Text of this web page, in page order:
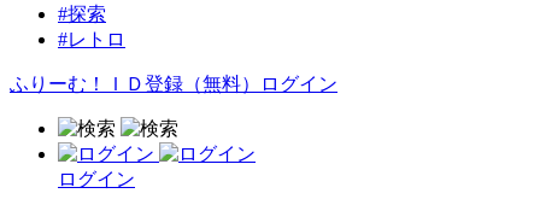
#探索
#レトロ
ふりーむ！ＩＤ登録（無料） ログイン
ログイン